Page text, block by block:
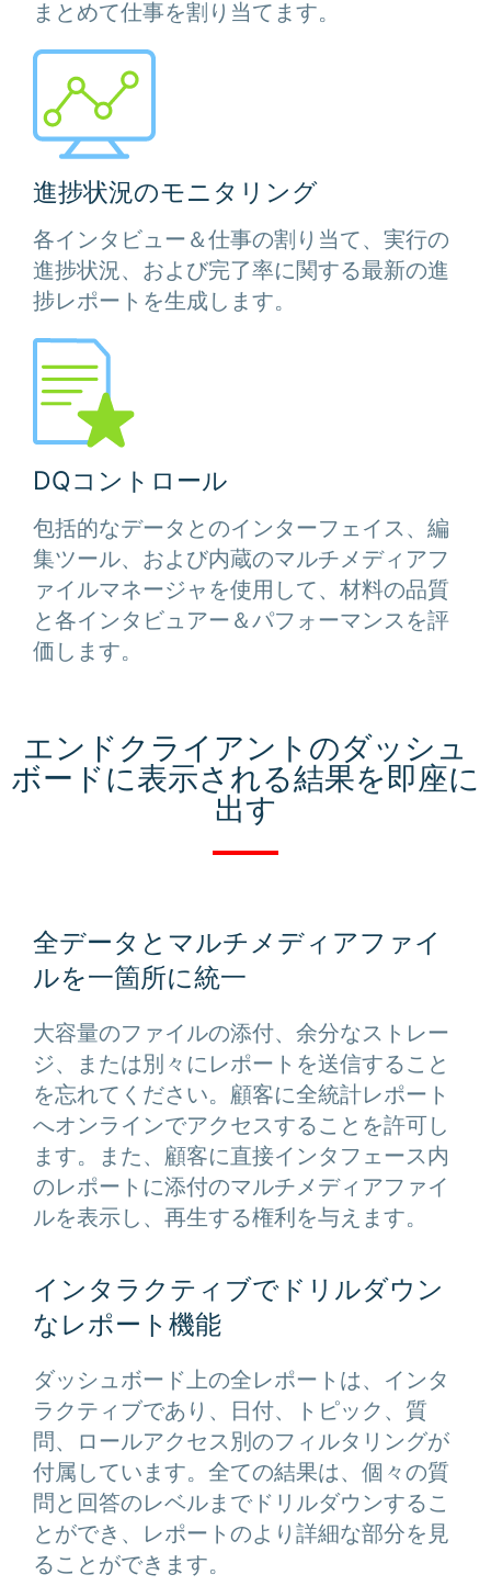
まとめて仕事を割り当てます。
進捗状況のモニタリング
各インタビュー＆仕事の割り当て、実行の
進捗状況、および完了率に関する最新の進
捗レポートを生成します。
DQコントロール
包括的なデータとのインターフェイス、編
集ツール、および内蔵のマルチメディアフ
ァイルマネージャを使用して、材料の品質
と各インタビュアー＆パフォーマンスを評
価します。
エンドクライアントのダッシュ
ボードに表示される結果を即座に
出す
全データとマルチメディアファイ
ルを一箇所に統一
大容量のファイルの添付、余分なストレー
ジ、または別々にレポートを送信すること
を忘れてください。顧客に全統計レポート
へオンラインでアクセスすることを許可し
ます。また、顧客に直接インタフェース内
のレポートに添付のマルチメディアファイ
ルを表示し、再生する権利を与えます。
インタラクティブでドリルダウン
なレポート機能
ダッシュボード上の全レポートは、インタ
ラクティブであり、日付、トピック、質
問、ロールアクセス別のフィルタリングが
付属しています。全ての結果は、個々の質
問と回答のレベルまでドリルダウンするこ
とができ、レポートのより詳細な部分を見
ることができます。